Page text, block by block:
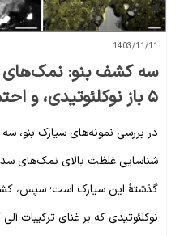
1403/11/11
۵ باز نوکلئوتیدی، و احتمال توازن کایرالیته
در بررسی نمونه‌های سیارک بنو،
شناسایی غلظت بالای نمک‌های
نوکلئوتیدی که بر غنای ترکیبات